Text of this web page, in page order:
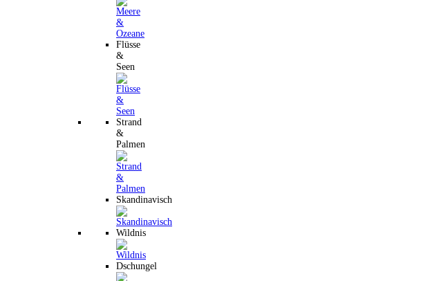
Flüsse
&
Seen
Strand
&
Palmen
Skandinavisch
Wildnis
Dschungel